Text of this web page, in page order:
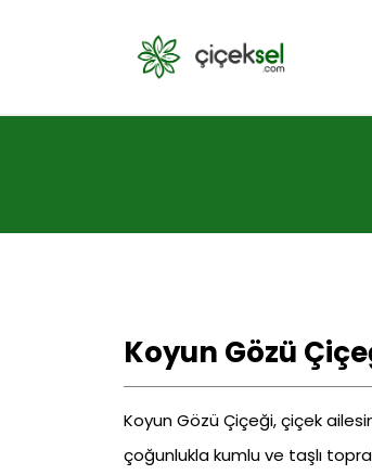
Koyun Gözü
Koyun Gözü Çiçeği, çiçek
çoğunlukla kumlu ve taşlı